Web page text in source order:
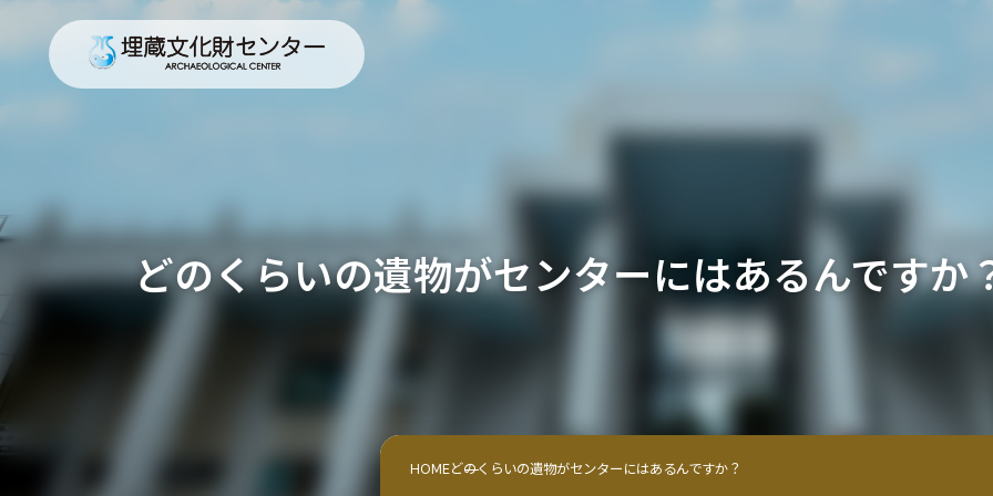
どのくらいの遺物がセンターにはあるんですか
HOMEどのくらいの遺物がセンターにはあるんですか？